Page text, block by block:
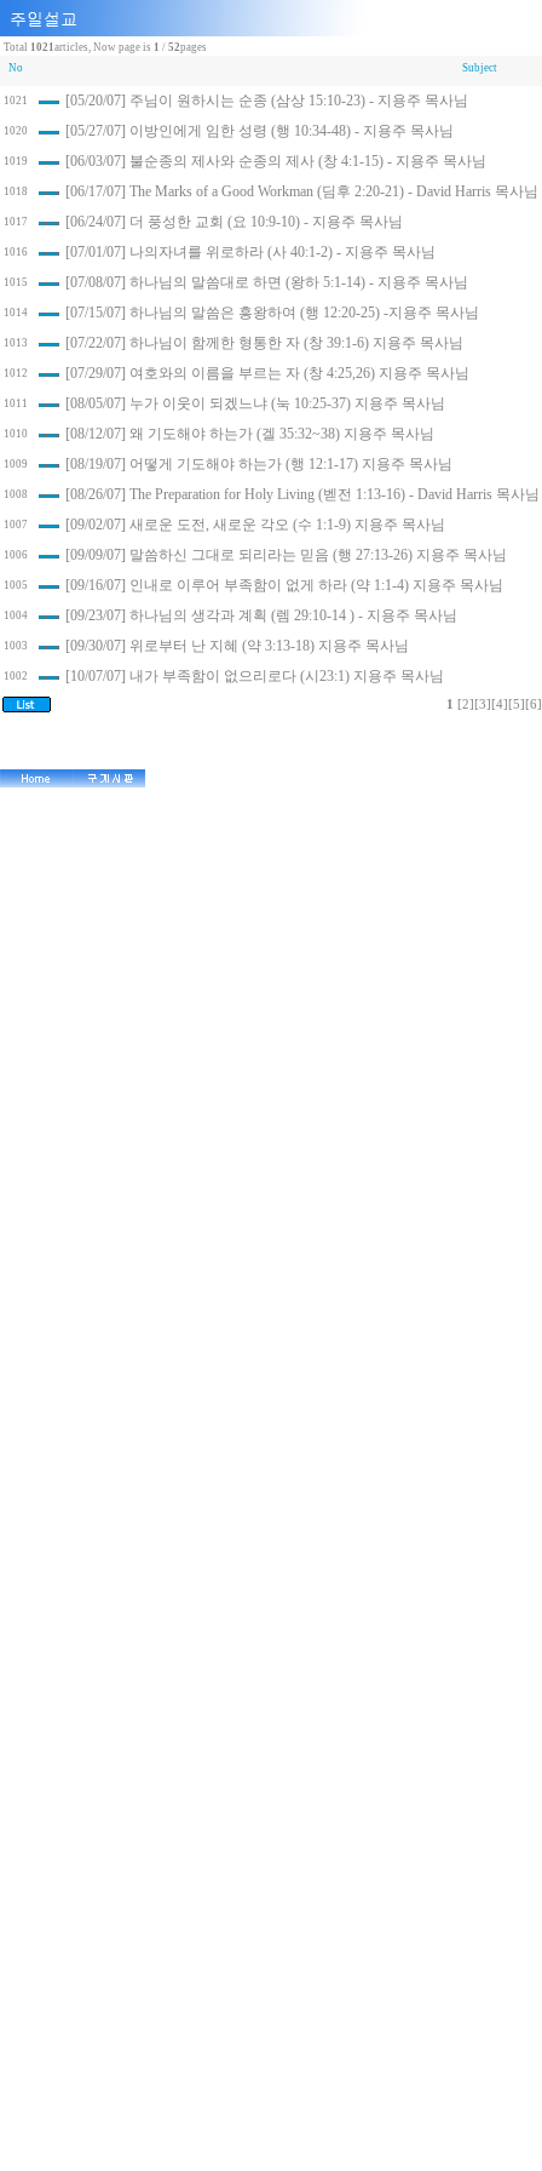
Total 1021articles, Now page is 1 / 52pages
No
Subject
1021 [05/20/07] 주님이 원하시는 순종 (삼상 15:10-23) - 지용주 목사님
1020 [05/27/07] 이방인에게 임한 성령 (행 10:34-48) - 지용주 목사님
1019 [06/03/07] 불순종의 제사와 순종의 제사 (창 4:1-15) - 지용주 목사님
1018 [06/17/07] The Marks of a Good Workman (딤후 2:20-21) - David Harris 목사님
1017 [06/24/07] 더 풍성한 교회 (요 10:9-10) - 지용주 목사님
1016 [07/01/07] 나의자녀를 위로하라 (사 40:1-2) - 지용주 목사님
1015 [07/08/07] 하나님의 말씀대로 하면 (왕하 5:1-14) - 지용주 목사님
1014 [07/15/07] 하나님의 말씀은 흥왕하여 (행 12:20-25) -지용주 목사님
1013 [07/22/07] 하나님이 함께한 형통한 자 (창 39:1-6) 지용주 목사님
1012 [07/29/07] 여호와의 이름을 부르는 자 (창 4:25,26) 지용주 목사님
1011 [08/05/07] 누가 이웃이 되겠느냐 (눅 10:25-37) 지용주 목사님
1010 [08/12/07] 왜 기도해야 하는가 (겔 35:32~38) 지용주 목사님
1009 [08/19/07] 어떻게 기도해야 하는가 (행 12:1-17) 지용주 목사님
1008 [08/26/07] The Preparation for Holy Living (벧전 1:13-16) - David Harris 목사님
1007 [09/02/07] 새로운 도전, 새로운 각오 (수 1:1-9) 지용주 목사님
1006 [09/09/07] 말씀하신 그대로 되리라는 믿음 (행 27:13-26) 지용주 목사님
1005 [09/16/07] 인내로 이루어 부족함이 없게 하라 (약 1:1-4) 지용주 목사님
1004 [09/23/07] 하나님의 생각과 계획 (렘 29:10-14 ) - 지용주 목사님
1003 [09/30/07] 위로부터 난 지혜 (약 3:13-18) 지용주 목사님
1002 [10/07/07] 내가 부족함이 없으리로다 (시23:1) 지용주 목사님
1 [2] [3] [4] [5] [6]